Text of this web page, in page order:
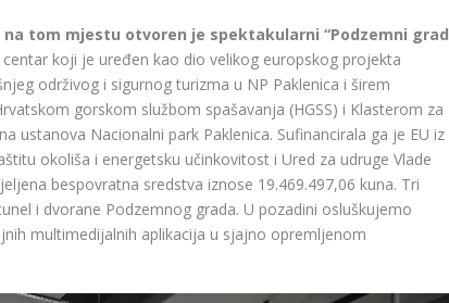
na tom mjestu otvoren je spektakularni “Podzemni grad
koji je uređen kao dio velikog europskog projekta
održivog i sigurnog turizma u NP Paklenica i širem
gorskom službom spašavanja (HGSS) i Klasterom za
ustanova Nacionalni park Paklenica. Sufinancirala ga je EU iz
okoliša i energetsku učinkovitost i Ured za udruge Vlade
bespovratna sredstva iznose 19.469.497,06 kuna. Tri
i dvorane Podzemnog grada. U pozadini osluškujemo
multimedijalnih aplikacija u sjajno opremljenom